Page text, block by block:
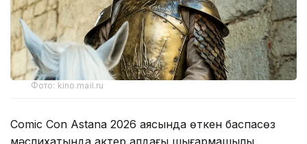
Фото: kino.mail.ru
Comic Con Astana 2026 аясында өткен баспасөз